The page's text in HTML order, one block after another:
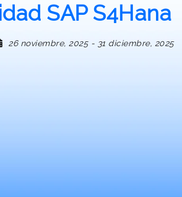
SAP S4Hana
26 noviembre, 2025 - 31 diciembre, 2025